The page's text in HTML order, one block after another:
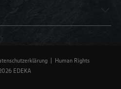
Human Rights
EDEKA